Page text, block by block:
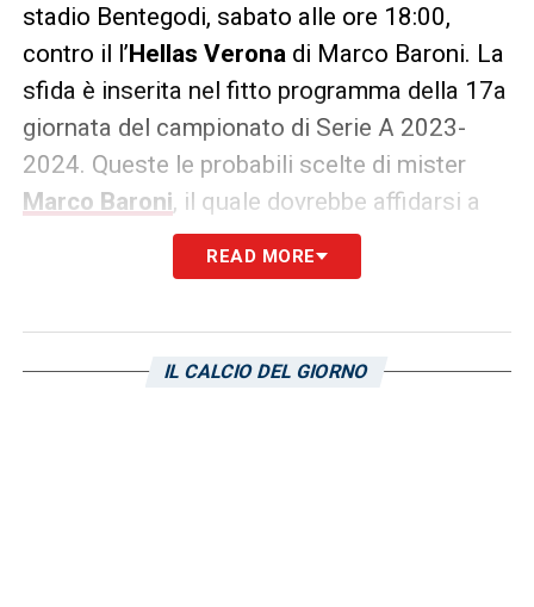
stadio Bentegodi, sabato alle ore 18:00,
contro il l’Hellas Veronadi Marco Baroni. La
sfida è inserita nel fitto programma della 17a
giornata del campionato di Serie A 2023-
2024. Queste le probabili scelte di mister
Marco Baroni, il quale dovrebbe affidarsi a
questo schieramento.La formazione:
Magnani, Hien, F. Terracciano; Duda,
Folorunsho, Suslov; Ngonge, Djuric, Lazovic.
READ MORE
IL CALCIO DEL GIORNO